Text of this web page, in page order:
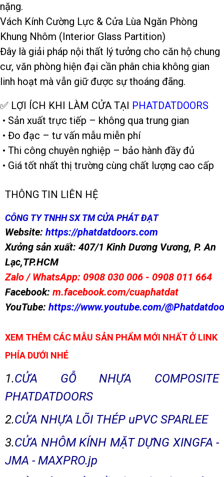
nặng.
Vách Kính Cường Lực & Cửa Lùa Ngăn Phòng
Khung Nhôm (Interior Glass Partition)
Đây là giải pháp nội thất lý tưởng cho căn hộ chung
cư, văn phòng hiện đại cần phân chia không gian
linh hoạt mà vẫn giữ được sự thoáng đãng.
✅ LỢI ÍCH KHI LÀM CỬA TẠI PHATDATDOORS
• Sản xuất trực tiếp – không qua trung gian
• Đo đạc – tư vấn mẫu miễn phí
• Thi công chuyên nghiệp – bảo hành đầy đủ
• Giá tốt nhất thị trường cùng chất lượng cao cấp
THÔNG TIN LIÊN HỆ
CÔNG TY TNHH SX TM CỬA PHÁT ĐẠT
Website: https://phatdatdoors.com
Xưởng sản xuất: 407/1 Kinh Dương Vương, P. An
Lạc,TP.HCM
Zalo / WhatsApp: 0908 030 006 - 0908 011 664
Facebook: m.facebook.com/cuaphatdat
YouTube: https://www.youtube.com/
XEM THÊM CÁC MẪU SẢN PHẨM MỚI NHẤT Ở LINK
PHÍA DƯỚI NHÉ
1.CỬA GỖ NHỰA COMPOSITE
PHATDATDOORS
2.CỬA NHỰA LÕI THÉP uPVC SPARLEE
3.CỬA NHÔM KÍNH MẶT DỰNG XINGFA -
JMA - MAXPRO.jp